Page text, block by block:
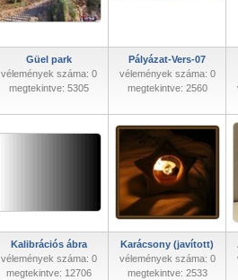
Güel park
vélemények száma: 0
megtekintve: 5305
Pályázat-Vers-07
vélemények száma: 0
megtekintve: 2560
Kalibrációs ábra
vélemények száma: 0
megtekintve: 12706
Karácsony (javított)
vélemények száma: 0
megtekintve: 2533